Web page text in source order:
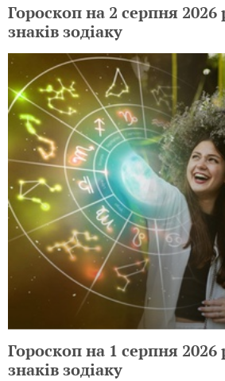
Гороскоп на 2 серпня 2026
знаків зодіаку
Гороскоп на 1 серпня 2026
знаків зодіаку